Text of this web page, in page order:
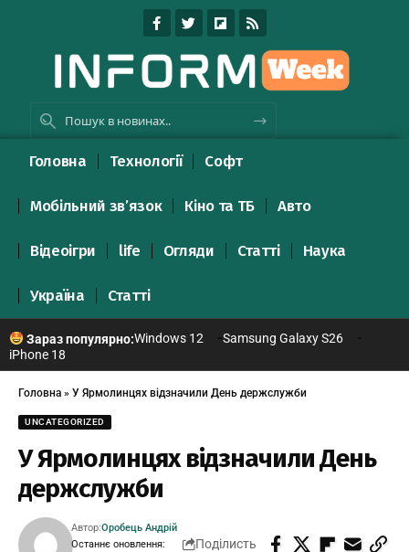
Головна Технології Софт
Мобільний зв’язок Кіно та ТБ Авто
Відеоігри life Огляди Статті Наука
Україна Статті
Зараз популярно:Windows 12
Samsung Galaxy S26
iPhone 18
Головна » У Ярмолинцях відзначили День держслужби
UNCATEGORIZED
У Ярмолинцях відзначили День
держслужби
Останнє оновлення:
Автор:Оробець Андрій
Поділисть